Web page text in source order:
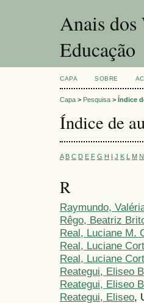
Anais dos
Educação
CAPA SOBRE
Capa > Pesquisa > Índice
Índice de
A B C D E F G H I J K L M N
R
Raymundo,
Rêgo, Beatriz
Real, Luciane M.
Real, Luciane
Real, Luciane
Reategui, Eliseo
Reategui, Eliseo
Reategui, Eliseo,